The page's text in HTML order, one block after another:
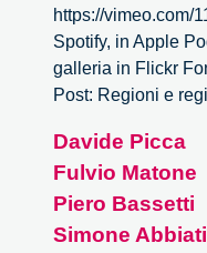
https://vimeo.com/
Spotify, in Apple
galleria in Flickr
Post: Regioni e
Davide Picca
Fulvio Matone
Piero Bassetti
Simone Abbiati